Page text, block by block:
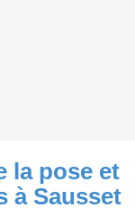
la pose et
à Sausset